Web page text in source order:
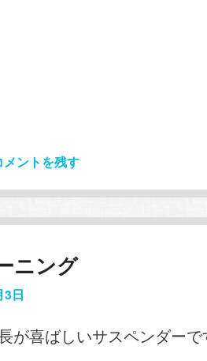
メントを残す
ニング
3日
が喜ばしいサスペンダー